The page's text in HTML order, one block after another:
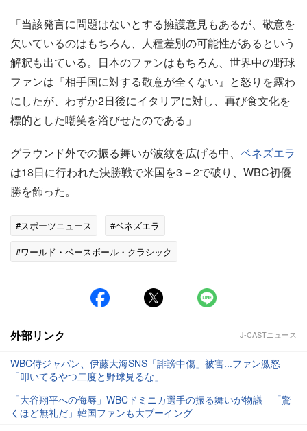
「当該発言に問題はないとする擁護意見もあるが、敬意を
欠いているのはもちろん、人種差別の可能性があるという
解釈も出ている。日本のファンはもちろん、世界中の野球
ファンは『相手国に対する敬意が全くない』と怒りを露わ
にしたが、わずか2日後にイタリアに対し、再び食文化を
標的とした嘲笑を浴びせたのである」
グラウンド外での振る舞いが波紋を広げる中、 ベネズエラ
は18日に行われた決勝戦で米国を3－2で破り、WBC初優
勝を飾った。
#スポーツニュース
#ベネズエラ
#ワールド・ベースボール・クラシック
外部リンク J-CASTニュース
WBC侍ジャパン、伊藤大海SNS「誹謗中傷」被害...ファン激怒
「叩いてるやつ二度と野球見るな」
「大谷翔平への侮辱」WBCドミニカ選手の振る舞いが物議 「驚
くほど無礼だ」韓国ファンも大ブーイング